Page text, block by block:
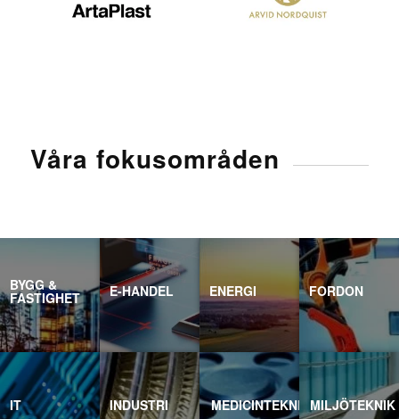
Våra fokusområden
BYGG &
FASTIGHET E-HANDEL ENERGI FORDON
IT INDUSTRI MEDICINTEKNIK MILJÖTEKNIK